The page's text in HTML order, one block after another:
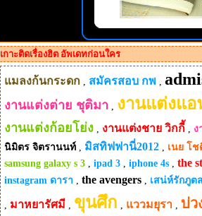
เกาะติดเรื่องฮิต อัพเดทก่อนใคร
แมลงก้นกระดก, สมัครสอบ กพ ,
งานแต่งต่าย ชุติมา, งานแต่งแอ
งานแต่งก้อยโย่ง, งานแต่งชาย วิกกี้, ง
นิมิตร จิตรานนท์, มิสทิฟฟานี่2012 , เนย โช
samsung galaxy s 3, ipad 3, iphone 4s, the
instagram ดารา , the avengers, เสน่ห์รักภูต
, มาหยารัศมี , ขุนศึก , แววมยุรา, บ่ว